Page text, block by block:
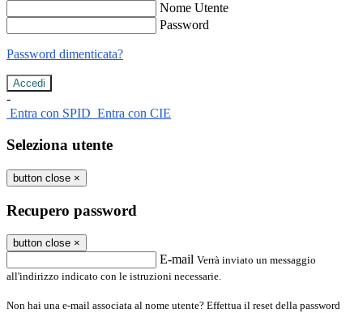
Nome Utente
Password
Password dimenticata?
-
Entra con SPID Entra con CIE
Seleziona utente
button close ×
Recupero password
button close ×
E-mail Verrà inviato un messaggio
all'indirizzo indicato con le istruzioni necessarie.
Non hai una e-mail associata al nome utente? Effettua il reset della password